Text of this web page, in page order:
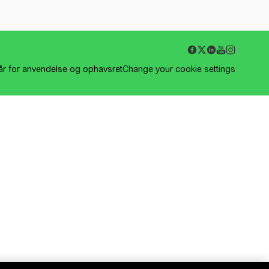
for anvendelse og ophavsretChange your cookie settings